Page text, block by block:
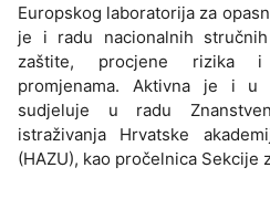
Europskog laboratorija za
je i radu nacionalnih
zaštite, procjene rizika i
promjenama. Aktivna je i u
sudjeluje u radu
istraživanja Hrvatske
(HAZU), kao pročelnica Sekcije